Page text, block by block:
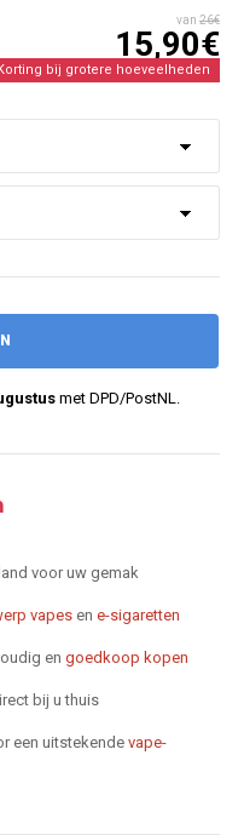
van 26€
15,90€
bij grotere hoeveelheden
met DPD/PostNL.
voor uw gemak
vapes en e-sigaretten
en goedkoop kopen
bij u thuis
een uitstekende vape-